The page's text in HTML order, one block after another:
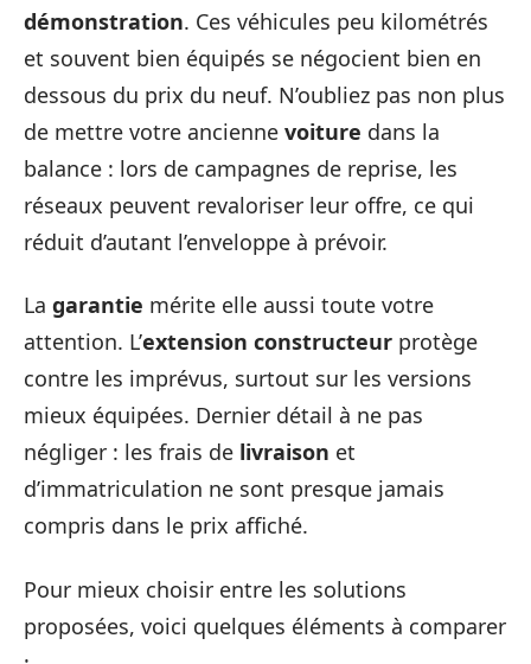
démonstration. Ces véhicules peu kilométrés
et souvent bien équipés se négocient bien en
dessous du prix du neuf. N’oubliez pas non plus
de mettre votre ancienne voiture dans la
balance : lors de campagnes de reprise, les
réseaux peuvent revaloriser leur offre, ce qui
réduit d’autant l’enveloppe à prévoir.
La garantie mérite elle aussi toute votre
attention. L’extension constructeur protège
contre les imprévus, surtout sur les versions
mieux équipées. Dernier détail à ne pas
négliger : les frais de livraison et
d’immatriculation ne sont presque jamais
compris dans le prix affiché.
Pour mieux choisir entre les solutions
proposées, voici quelques éléments à comparer